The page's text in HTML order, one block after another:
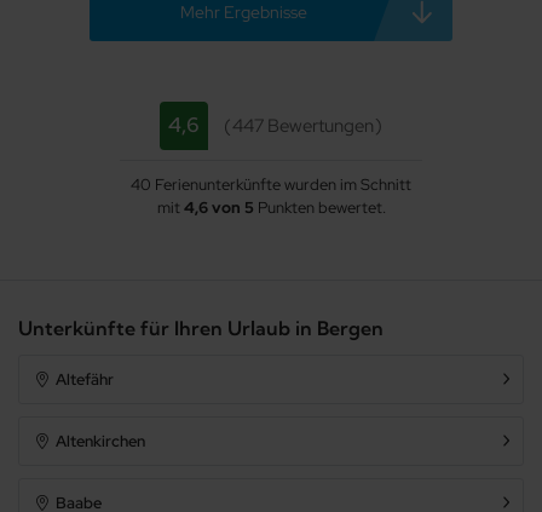
Mehr Ergebnisse
4,6 447 Bewertungen
40 Ferienunterkünfte wurden im Schnitt
mit 4,6 von 5 Punkten bewertet.
Unterkünfte für Ihren Urlaub in Bergen
Altefähr
Altenkirchen
Baabe